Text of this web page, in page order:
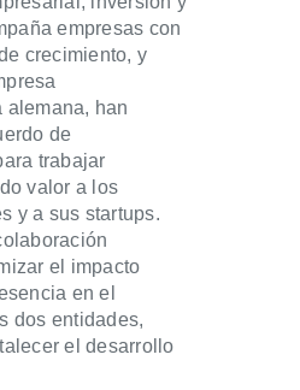
empresas con
crecimiento, y
alemana, han
de
trabajar
valor a los
y a sus startups.
el impacto
en el
dos entidades,
el desarrollo